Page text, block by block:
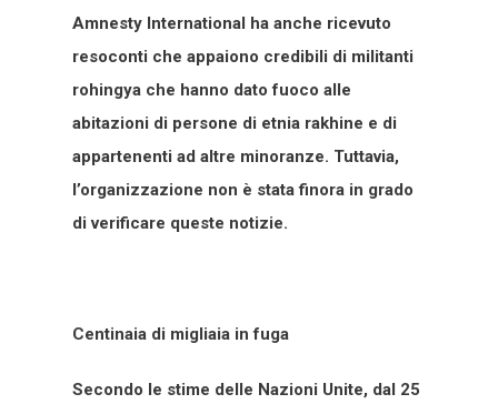
Amnesty International ha anche ricevuto
resoconti che appaiono credibili di militanti
rohingya che hanno dato fuoco alle
abitazioni di persone di etnia rakhine e di
appartenenti ad altre minoranze. Tuttavia,
l’organizzazione non è stata finora in grado
di verificare queste notizie.
Centinaia di migliaia in fuga
Secondo le stime delle Nazioni Unite, dal 25